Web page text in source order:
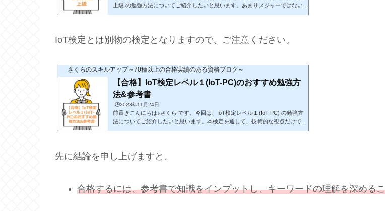
上級 の勉強方法についてご紹介したいと思います。あまりメジャーではないか
もしれませんが、「IoTとは何か」といった基本的なことから知識を深めるこ
ードの理解を深めること論理的に知識をアウトプットできるようにするため
IoT検定とは別物の検定となりますので、ご注意ください。
さくらのスキルアップ～70種以上の合格実績のある資格ブログ～
【合格】IoT検定レベル１(IoT-PC)のおすすめ勉強方
法&参考書
🕒️2023年11月24日
前置きこんにちは♪さくら です。今回は、IoT検定レベル１(IoT-PC) の勉強方
法についてご紹介したいと思います。本検定を通して、技術的な視点だけでな
く、それぞれの立場でIoTを企画・開発・利用するために必要な知識を深める
に結論を申し上げますと、参考書で知識をインプットし、キーワードの理解を
先に結論を申し上げますと、
合格するには、参考書で知識をインプットし、キーワードの理解を深める